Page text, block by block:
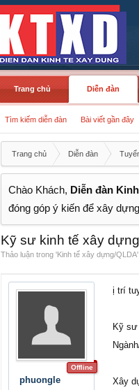
Trang chủ
Diễn đàn
Tìm kiếm diễn đàn Bài viết gần đây
Trang chủ Diễn đàn
Chào Khách, Diễn đàn
đóng góp ý kiến để xây
Kỹ sư kinh tế xây
Thảo luận trong 'Kinh tế xây dựng/QLDA
Offline
phuongle
ị trí
Kỹ
Xây